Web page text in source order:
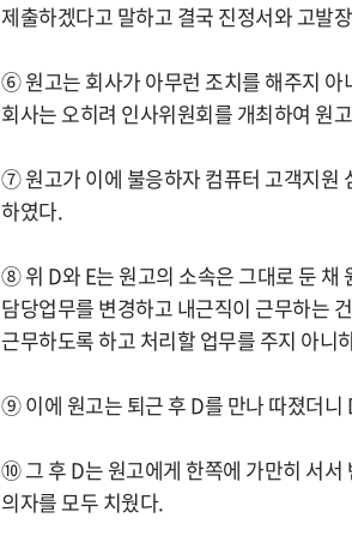
제출하겠다고 말하고 결국 진정서와 고발
⑥ 원고는 회사가 아무런 조치를 해주지 아
회사는 오히려 인사위원회를 개최하여 원
⑦ 원고가 이에 불응하자 컴퓨터 고객지원
하였다.
⑧ 위 D와 E는 원고의 소속은 그대로 둔 채
담당업무를 변경하고 내근직이 근무하는
근무하도록 하고 처리할 업무를 주지 아니
⑨ 이에 원고는 퇴근 후 D를 만나 따졌더니
⑩ 그 후 D는 원고에게 한쪽에 가만히 서서
의자를 모두 치웠다.